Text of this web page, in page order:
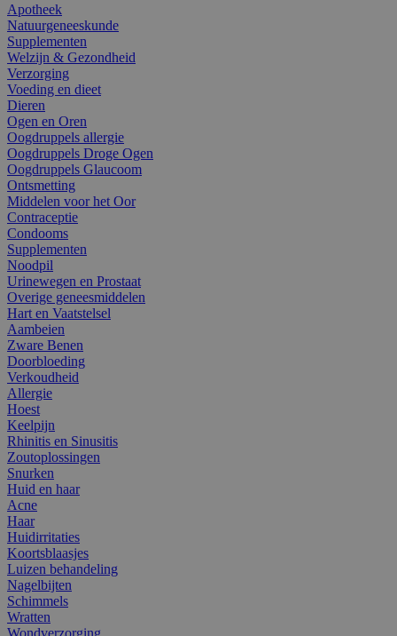
Apotheek
Natuurgeneeskunde
Supplementen
Welzijn & Gezondheid
Verzorging
Voeding en dieet
Dieren
Ogen en Oren
Oogdruppels allergie
Oogdruppels Droge Ogen
Oogdruppels Glaucoom
Ontsmetting
Middelen voor het Oor
Contraceptie
Condooms
Supplementen
Noodpil
Urinewegen en Prostaat
Overige geneesmiddelen
Hart en Vaatstelsel
Aambeien
Zware Benen
Doorbloeding
Verkoudheid
Allergie
Hoest
Keelpijn
Rhinitis en Sinusitis
Zoutoplossingen
Snurken
Huid en haar
Acne
Haar
Huidirritaties
Koortsblaasjes
Luizen behandeling
Nagelbijten
Schimmels
Wratten
Wondverzorging